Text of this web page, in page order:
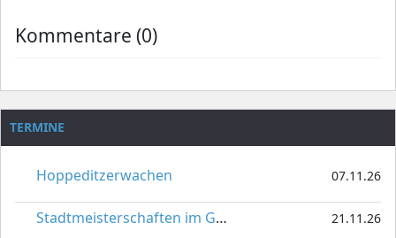
Kommentare (0)
TERMINE
Hoppeditzerwachen 07.11.26
Stadtmeisterschaften im Gardetanz 21.11.26